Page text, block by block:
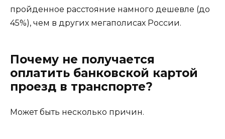
пройденное расстояние намного дешевле (до
45%), чем в других мегаполисах России.
Почему не получается
оплатить банковской картой
проезд в транспорте?
Может быть несколько причин.